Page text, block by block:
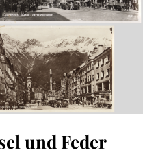
und Feder